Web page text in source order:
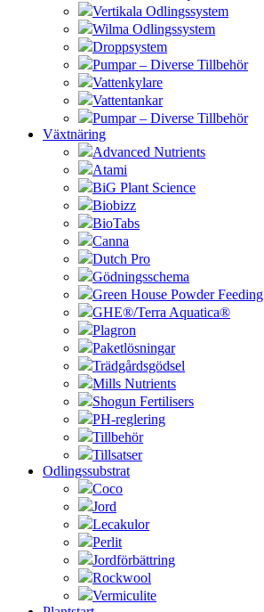
Vertikala Odlingssystem
Wilma Odlingssystem
Droppsystem
Pumpar – Diverse Tillbehör
Vattenkylare
Vattentankar
Pumpar – Diverse Tillbehör
Växtnäring
Advanced Nutrients
Atami
BiG Plant Science
Biobizz
BioTabs
Canna
Dutch Pro
Gödningsschema
Green House Powder Feeding
GHE®/Terra Aquatica®
Plagron
Paketlösningar
Trädgårdsgödsel
Mills Nutrients
Shogun Fertilisers
PH-reglering
Tillbehör
Tillsatser
Odlingssubstrat
Coco
Jord
Lecakulor
Perlit
Jordförbättring
Rockwool
Vermiculite